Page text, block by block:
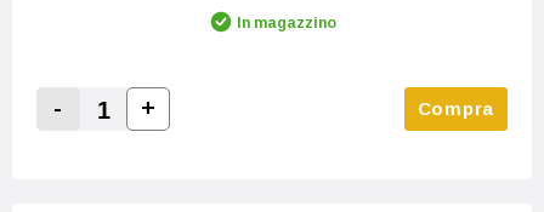
In magazzino
Decrease Quantity:
-
Increase Quantity:
+ Compra